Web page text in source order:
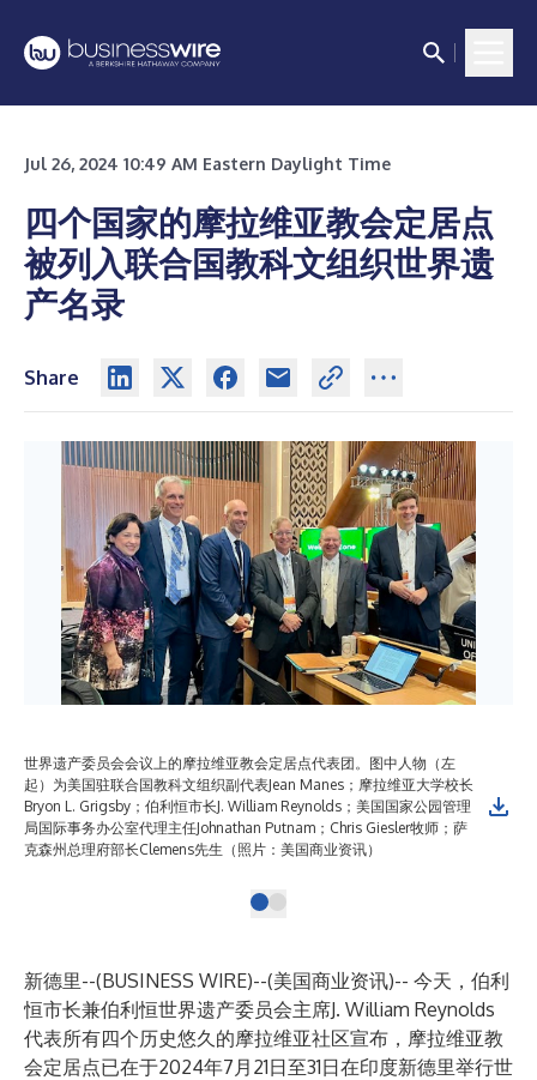
Jul 26, 2024 10:49 AM Eastern Daylight Time
四个国家的摩拉维亚教会定居点
被列入联合国教科文组织世界遗
产名录
Share
世界遗产委员会会议上的摩拉维亚教会定居点代表团。图中人物（左
起）为美国驻联合国教科文组织副代表Jean Manes；摩拉维亚大学校长
Bryon L. Grigsby；伯利恒市长J. William Reynolds；美国国家公园管理
局国际事务办公室代理主任Johnathan Putnam；Chris Giesler牧师；萨
克森州总理府部长Clemens先生（照片：美国商业资讯）
新德里--(BUSINESS WIRE)--(美国商业资讯)-- 今天，伯利
恒市长兼伯利恒世界遗产委员会主席J. William Reynolds
代表所有四个历史悠久的摩拉维亚社区宣布，摩拉维亚教
会定居点已在于2024年7月21日至31日在印度新德里举行世